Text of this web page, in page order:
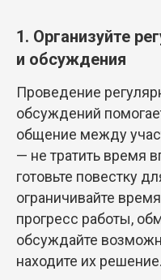
1. Организуйте
и обсуждения
Проведение
обсуждений
общение между
— не тратить время
готовьте повестку
ограничивайте
прогресс работы,
обсуждайте
находите их решение.